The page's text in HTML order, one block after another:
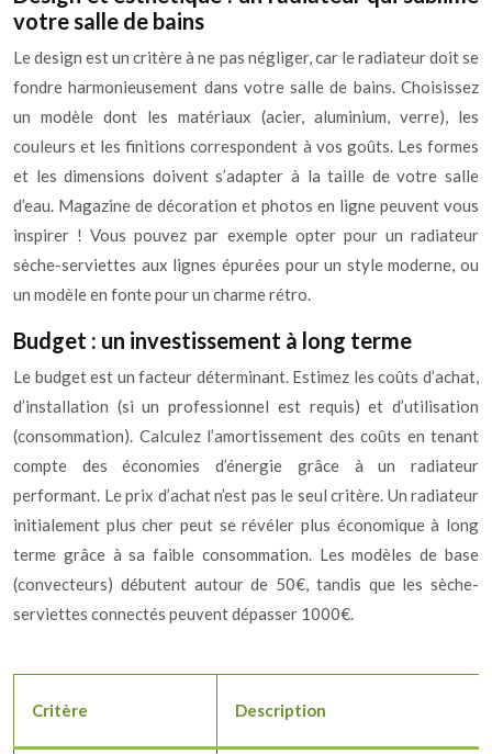
votre salle de bains
Le design est un critère à ne pas négliger, car le radiateur doit se
fondre harmonieusement dans votre salle de bains. Choisissez
un modèle dont les matériaux (acier, aluminium, verre), les
couleurs et les finitions correspondent à vos goûts. Les formes
et les dimensions doivent s’adapter à la taille de votre salle
d’eau. Magazine de décoration et photos en ligne peuvent vous
inspirer ! Vous pouvez par exemple opter pour un radiateur
sèche-serviettes aux lignes épurées pour un style moderne, ou
un modèle en fonte pour un charme rétro.
Budget : un investissement à long terme
Le budget est un facteur déterminant. Estimez les coûts d’achat,
d’installation (si un professionnel est requis) et d’utilisation
(consommation). Calculez l’amortissement des coûts en tenant
compte des économies d’énergie grâce à un radiateur
performant. Le prix d’achat n’est pas le seul critère. Un radiateur
initialement plus cher peut se révéler plus économique à long
terme grâce à sa faible consommation. Les modèles de base
(convecteurs) débutent autour de 50€, tandis que les sèche-
serviettes connectés peuvent dépasser 1000€.
Critère Description